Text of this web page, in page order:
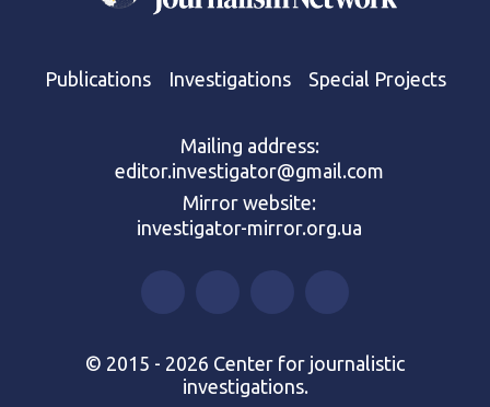
Publications Investigations Special Projects
Mailing address:
editor.investigator@gmail.com
Mirror website:
investigator-mirror.org.ua
© 2015 - 2026 Center for journalistic
investigations.